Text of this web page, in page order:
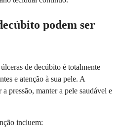
podem ser
de decúbito é totalmente
e atenção à sua pele. A
pressão, manter a pele saudável e
incluem: